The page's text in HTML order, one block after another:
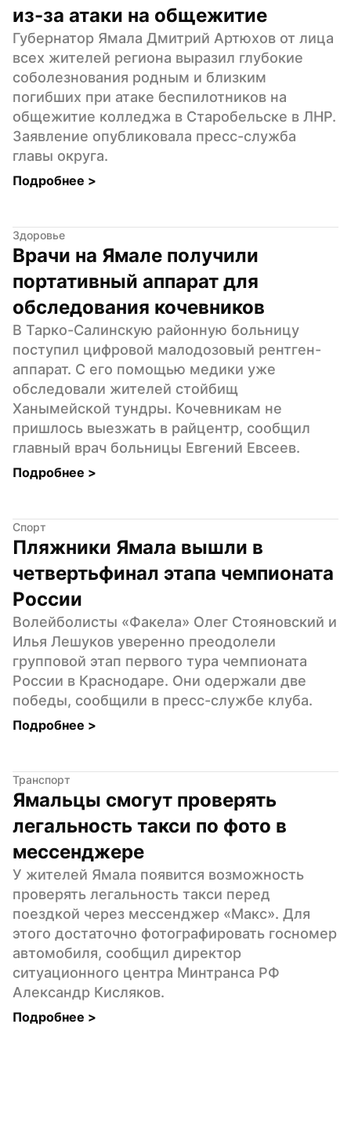
из-за атаки на общежитие
Губернатор Ямала Дмитрий Артюхов от лица
всех жителей региона выразил глубокие
соболезнования родным и близким
погибших при атаке беспилотников на
общежитие колледжа в Старобельске в ЛНР.
Заявление опубликовала пресс-служба
главы округа.
Подробнее >
Здоровье
Врачи на Ямале получили
портативный аппарат для
обследования кочевников
В Тарко-Салинскую районную больницу
поступил цифровой малодозовый рентген-
аппарат. С его помощью медики уже
обследовали жителей стойбищ
Ханымейской тундры. Кочевникам не
пришлось выезжать в райцентр, сообщил
главный врач больницы Евгений Евсеев.
Подробнее >
Спорт
Пляжники Ямала вышли в
четвертьфинал этапа чемпионата
России
Волейболисты «Факела» Олег Стояновский и
Илья Лешуков уверенно преодолели
групповой этап первого тура чемпионата
России в Краснодаре. Они одержали две
победы, сообщили в пресс-службе клуба.
Подробнее >
Транспорт
Ямальцы смогут проверять
легальность такси по фото в
мессенджере
У жителей Ямала появится возможность
проверять легальность такси перед
поездкой через мессенджер «Макс». Для
этого достаточно фотографировать госномер
автомобиля, сообщил директор
ситуационного центра Минтранса РФ
Александр Кисляков.
Подробнее >